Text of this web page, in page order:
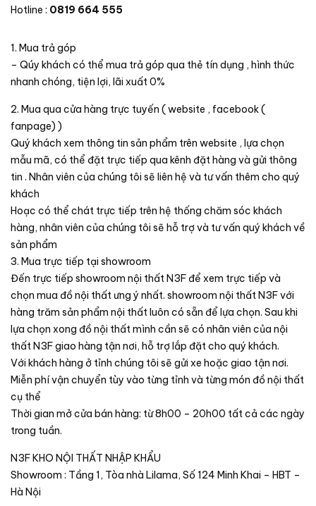
Hotline : 0819 664 555
1. Mua trả góp
– Qúy khách có thể mua trả góp qua thẻ tín dụng , hình thức
nhanh chóng, tiện lợi, lãi xuất 0%
2. Mua qua cửa hàng trực tuyến ( website , facebook (
fanpage) )
Quý khách xem thông tin sản phẩm trên website , lựa chọn
mẫu mã, có thể đặt trực tiếp qua kênh đặt hàng và gửi thông
tin . Nhân viên của chúng tôi sẽ liên hệ và tư vấn thêm cho quý
khách
Hoạc có thể chát trực tiếp trên hệ thống chăm sóc khách
hàng, nhân viên của chúng tôi sẽ hỗ trợ và tư vấn quý khách về
sản phẩm
3. Mua trực tiếp tại showroom
Đến trực tiếp showroom nội thất N3F để xem trực tiếp và
chọn mua đồ nội thất ưng ý nhất. showroom nội thất N3F với
hàng trăm sản phẩm nội thất luôn có sẵn để lựa chọn. Sau khi
lựa chọn xong đồ nội thất mình cần sẽ có nhân viên của nội
thất N3F giao hàng tận nơi, hỗ trợ lắp đặt cho quý khách.
Với khách hàng ở tỉnh chúng tôi sẽ gửi xe hoặc giao tận nơi.
Miễn phí vận chuyển tùy vào từng tỉnh và từng món đồ nội thất
cụ thể
Thời gian mở cửa bán hàng: từ 8h00 – 20h00 tất cả các ngày
trong tuần.
N3F KHO NỘI THẤT NHẬP KHẨU
Showroom : Tầng 1, Tòa nhà Lilama, Số 124 Minh Khai – HBT –
Hà Nội